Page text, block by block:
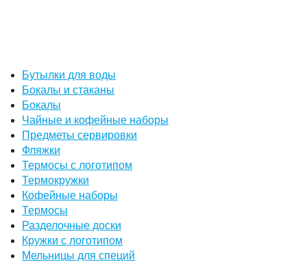
Бутылки для воды
Бокалы и стаканы
Бокалы
Чайные и кофейные наборы
Предметы сервировки
Фляжки
Термосы с логотипом
Термокружки
Кофейные наборы
Термосы
Разделочные доски
Кружки с логотипом
Мельницы для специй